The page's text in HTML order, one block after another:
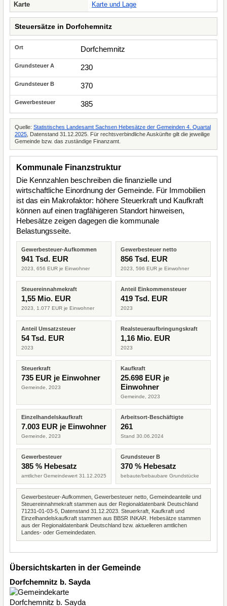
Karte
Karte und Lage
Steuersätze in Dorfchemnitz
Dorfchemnitz
230
370
385
Quelle: Statistisches Landesamt Sachsen Hebesätze der Gemeinden 4. Quartal
2025 , Datenstand 31.12.2025. Für rechtsverbindliche Auskünfte gilt die jeweilige
Gemeinde bzw. das zuständige Finanzamt.
Kommunale Finanzstruktur
Die Kennzahlen beschreiben die finanzielle und
wirtschaftliche Einordnung der Gemeinde. Für Immobilien
ist das ein Makrofaktor: höhere Steuerkraft und Kaufkraft
können auf einen tragfähigeren Standort hinweisen,
Hebesätze zeigen dagegen die kommunale
Belastungsseite.
Gewerbesteuer-Aufkommen
941 Tsd. EUR
2023, 656 EUR je Einwohner
Gewerbesteuer netto
856 Tsd. EUR
2023, 596 EUR je Einwohner
Steuereinnahmekraft
1,55 Mio. EUR
2023, 1.077 EUR je Einwohner
Anteil Einkommensteuer
419 Tsd. EUR
2023
Anteil Umsatzsteuer
54 Tsd. EUR
2023
Realsteueraufbringungskraft
1,16 Mio. EUR
2023
Steuerkraft
735 EUR je Einwohner
Gemeinde, 2023
Kaufkraft
25.698 EUR je
Einwohner
Gemeinde, 2023
Einzelhandelskaufkraft
7.003 EUR je Einwohner
Gemeinde, 2023
Arbeitsort-Beschäftigte
261
Stand 30.06.2024
Gewerbesteuer
385 % Hebesatz
amtlicher Gemeindewert 31.12.2025
Grundsteuer B
370 % Hebesatz
bebaute/bebaubare Grundstücke
Gewerbesteuer-Aufkommen, Gewerbesteuer netto, Gemeindeanteile und
Steuereinnahmekraft stammen aus der Regionaldatenbank Deutschland
71231-01-03-5, Datenstand 31.12.2023. Steuerkraft, Kaufkraft und
Einzelhandelskaufkraft stammen aus BBSR INKAR. Hebesätze stammen
aus der Regionaldatenbank Deutschland bzw. aktuelleren amtlichen
Landes- oder Gemeindedaten.
Übersichtskarten in der Gemeinde
Dorfchemnitz b. Sayda